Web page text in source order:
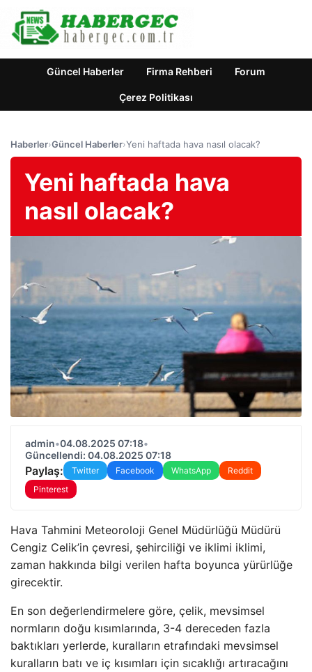
Güncel Haberler Firma Rehberi Forum
Çerez Politikası
Haberler›Güncel Haberler›Yeni haftada hava nasıl olacak?
Yeni haftada hava
nasıl olacak?
admin•04.08.2025 07:18•
Güncellendi: 04.08.2025 07:18
Paylaş: Twitter Facebook WhatsApp
Reddit
Pinterest
Hava Tahmini Meteoroloji Genel Müdürlüğü Müdürü
Cengiz Celik’in çevresi, şehirciliği ve iklimi iklimi,
zaman hakkında bilgi verilen hafta boyunca yürürlüğe
girecektir.
En son değerlendirmelere göre, çelik, mevsimsel
normların doğu kısımlarında, 3-4 dereceden fazla
baktıkları yerlerde, kuralların etrafındaki mevsimsel
kuralların batı ve iç kısımları için sıcaklığı artıracağını